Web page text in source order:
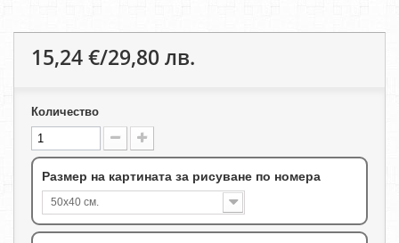
15,24 €/29,80 лв.
Количество
Размер на картината за рисуване по номера
50х40 см.